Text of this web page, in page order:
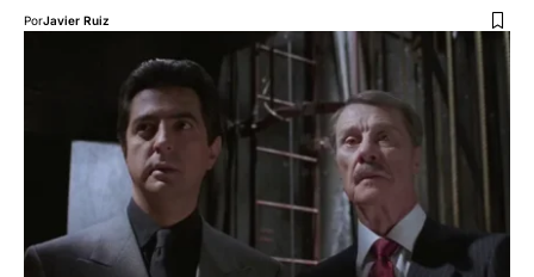
PorJavier Ruiz